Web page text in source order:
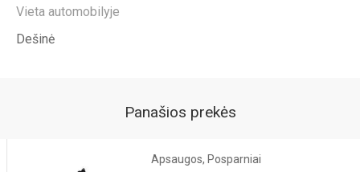
Vieta automobilyje
Dešinė
Panašios prekės
Apsaugos, Posparniai